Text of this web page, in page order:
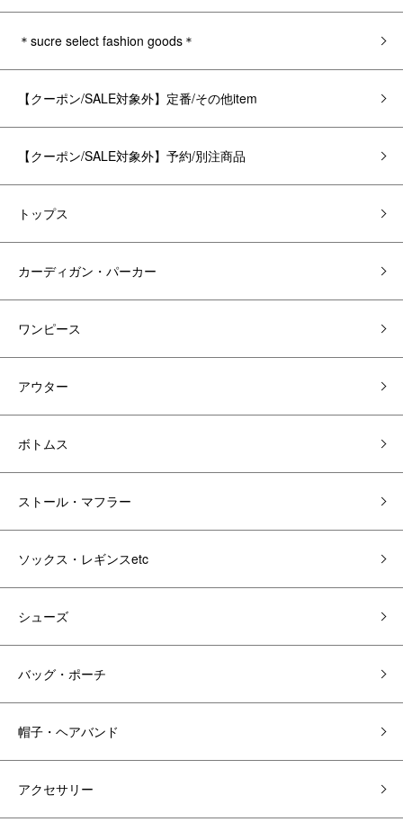
＊sucre select fashion goods＊
【クーポン/SALE対象外】定番/その他item
【クーポン/SALE対象外】予約/別注商品
トップス
カーディガン・パーカー
ワンピース
アウター
ボトムス
ストール・マフラー
ソックス・レギンスetc
シューズ
バッグ・ポーチ
帽子・ヘアバンド
アクセサリー